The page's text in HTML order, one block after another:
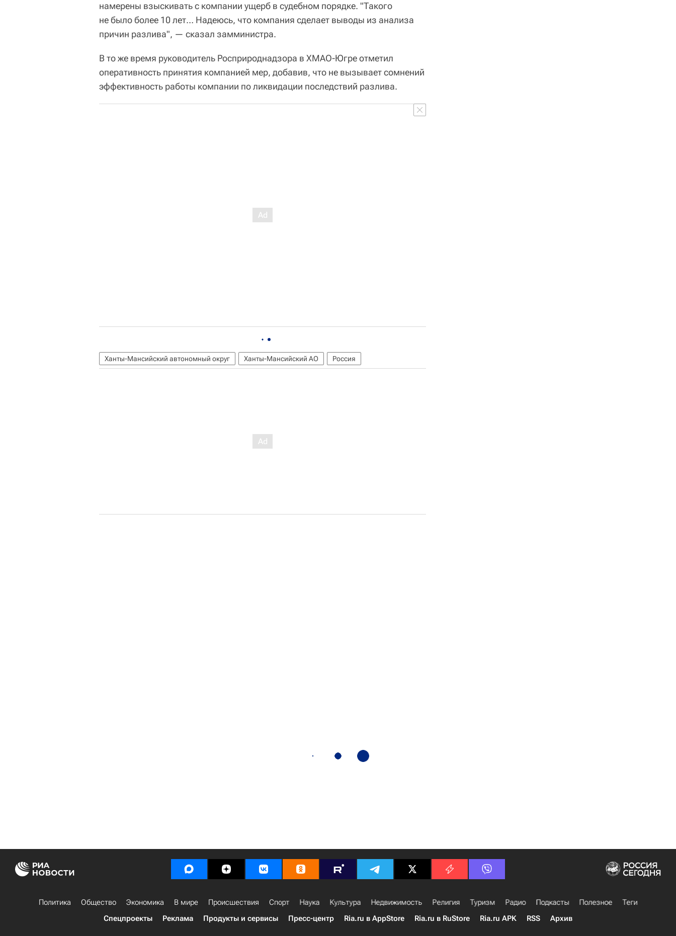
намерены взыскивать с компании ущерб в судебном порядке. "Такого
не было более 10 лет… Надеюсь, что компания сделает выводы из анализа
причин разлива", — сказал замминистра.
В то же время руководитель Росприроднадзора в ХМАО-Югре отметил
оперативность принятия компанией мер, добавив, что не вызывает сомнений
эффективность работы компании по ликвидации последствий разлива.
Ханты-Мансийский автономный округ Ханты-Мансийский АО Россия
Политика Общество Экономика В мире Происшествия Спорт Наука Культура Недвижимость Религия Туризм Радио Подкасты Полезное
Теги
Спецпроекты
Реклама Продукты и сервисы Пресс-центр Ria.ru в AppStore Ria.ru в RuStore Ria.ru APK RSS Архив